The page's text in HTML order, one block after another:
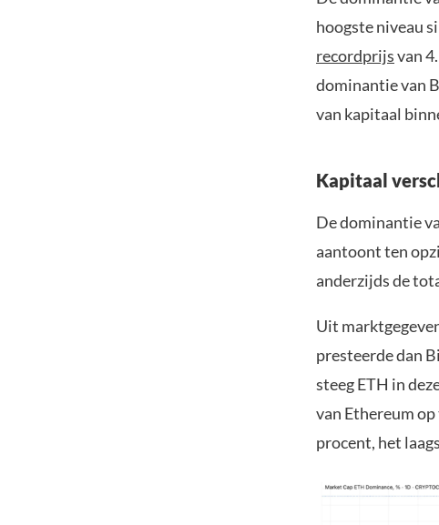
hoogste niveau
recordprijsvan
dominantie van
van kapitaal
Kapitaal
De dominantie
aantoont ten
anderzijds de
Uit
presteerde dan
steeg ETH in
van Ethereum
procent, het